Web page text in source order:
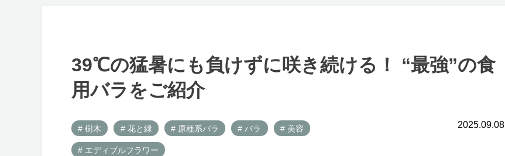
39℃の猛暑にも負けずに咲き続ける！ “最強”の食
用バラをご紹介
# 樹木 # 花と緑 # 原種系バラ # バラ # 美容
# エディブルフラワー
2025.09.08